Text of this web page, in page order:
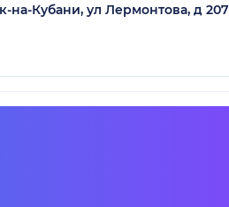
на-Кубани, ул Лермонтова, д 207